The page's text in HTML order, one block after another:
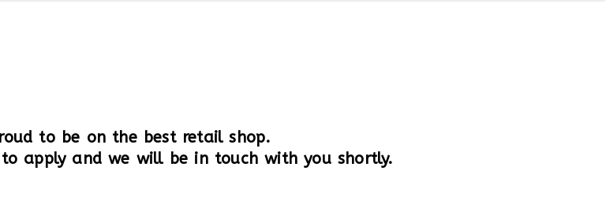
to be on the best retail shop.
apply and we will be in touch with you shortly.